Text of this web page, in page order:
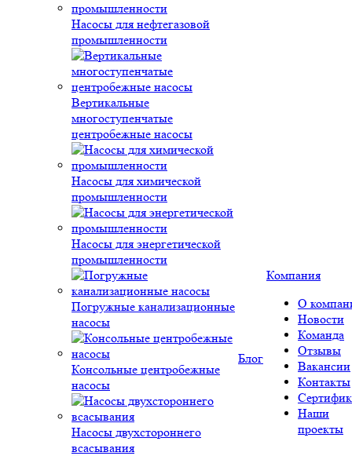
Насосы для нефтегазовой
промышленности
Вертикальные
многоступенчатые
центробежные насосы
Насосы для химической
промышленности
Насосы для энергетической
промышленности
Погружные канализационные
насосы
Консольные центробежные
насосы
Насосы двухстороннего
всасывания
Блог
Компания
О
Новости
Команда
Отзывы
Вакансии
Контакты
Наши
проекты